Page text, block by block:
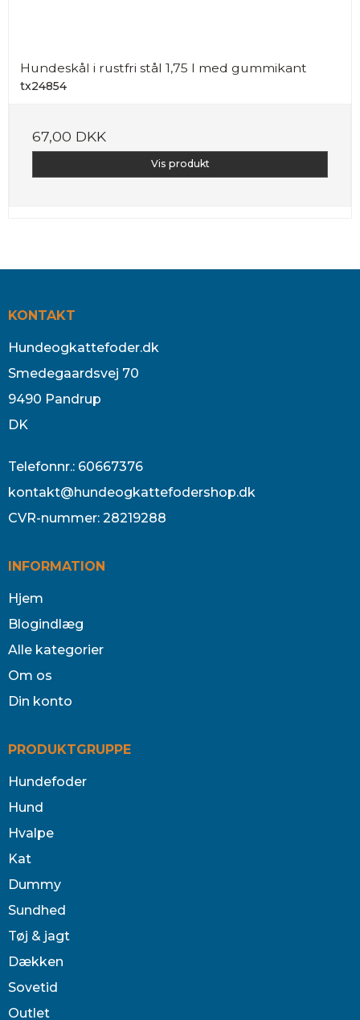
Hundeskål i rustfri stål 1,75 l med gummikant
tx24854
67,00 DKK
Vis produkt
KONTAKT
Hundeogkattefoder.dk
Smedegaardsvej 70
9490 Pandrup
DK
Telefonnr.: 60667376
kontakt@hundeogkattefodershop.dk
CVR-nummer: 28219288
INFORMATION
Hjem
Blogindlæg
Alle kategorier
Om os
Din konto
PRODUKTGRUPPE
Hundefoder
Hund
Hvalpe
Kat
Dummy
Sundhed
Tøj & jagt
Dækken
Sovetid
Outlet